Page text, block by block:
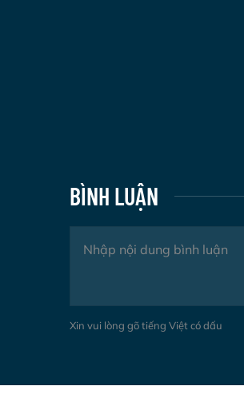
BÌNH LUẬN
Xin vui lòng gõ tiếng Việt có dấu